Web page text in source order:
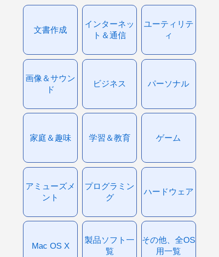
文書作成
インターネッ
ト＆通信
ユーティリテ
ィ
画像＆サウン
ド
ビジネス パーソナル
家庭＆趣味 学習＆教育 ゲーム
アミューズメ
ント
プログラミン
グ
ハードウェア
Mac OS X
製品ソフト一
覧
その他、全OS
用一覧